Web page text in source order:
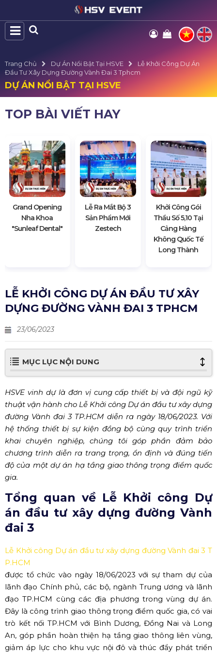
Trang Chủ Dự Án Nổi Bật Tại HSVE
Lễ Khởi Công Dự Án
Đầu Tư Xây Dựng Đường Vành Đai 3 Tphcm
DỰ ÁN NỔI BẬT TẠI HSVE
TOP BÀI VIẾT HAY
Grand Opening
Nha Khoa
"sunleaf Dental"
Lễ Ra Mắt Bộ 3
Sản Phẩm Mới
Zestech
Khởi Công Gói
Thầu Số 5,10 Tại
Cảng Hàng
Không Quốc Tế
Long Thành
LỄ KHỞI CÔNG DỰ ÁN ĐẦU TƯ XÂY
DỰNG ĐƯỜNG VÀNH ĐAI 3 TPHCM
23/06/2023
MỤC LỤC NỘI DUNG
HSVE vinh dự là đơn vị cung cấp thiết bị và đội ngũ kỹ
thuật vận hành cho Lễ Khởi công Dự án đầu tư xây dựng
đường Vành đai 3 TP.HCM diễn ra ngày 18/06/2023. Với
hệ thống thiết bị sự kiện đồng bộ cùng quy trình triển
khai chuyên nghiệp, chúng tôi góp phần đảm bảo
chương trình diễn ra trang trọng, ổn định và đúng tiến
độ của một dự án hạ tầng giao thông trọng điểm quốc
gia.
Tổng quan về Lễ Khởi công Dự
án đầu tư xây dựng đường Vành
đai 3
Lễ Khởi công Dự án đầu tư xây dựng đường Vành đai 3 T
P.HCM
được tổ chức vào ngày 18/06/2023 với sự tham dự của
lãnh đạo Chính phủ, các bộ, ngành Trung ương và lãnh
đạo TP.HCM cùng các địa phương trong vùng dự án.
Đây là công trình giao thông trọng điểm quốc gia, có vai
trò kết nối TP.HCM với Bình Dương, Đồng Nai và Long
An, góp phần hoàn thiện hạ tầng giao thông liên vùng,
giảm áp lực cho khu vực nội đô và thúc đẩy phát triển